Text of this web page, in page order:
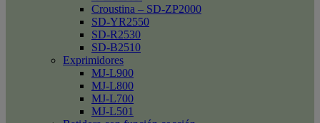
Croustina – SD-ZP2000
SD-YR2550
SD-R2530
SD-B2510
Exprimidores
MJ-L900
MJ-L800
MJ-L700
MJ-L501